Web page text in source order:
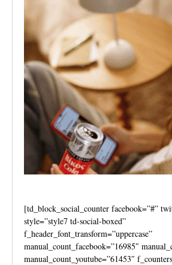
[td_block_social_counter facebook=”#”
style=”style7 td-social-boxed”
f_header_font_transform=”uppercase”
manual_count_facebook=”16985″
manual_count_youtube=”61453″